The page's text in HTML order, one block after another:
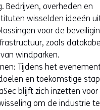
Bedrijven, overheden en
wisselden ideeën
voor de
zoals
windparken.
Tijdens het
en toekomstige
blijft zich inzetten
om de industrie